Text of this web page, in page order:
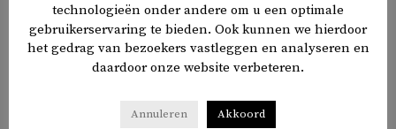
Nederland. ‘Ze worden afgeschilderd als irrationele
gekken, terwijl wij altijd zo goed zijn. Het eurocentrisme
en Nederlandse superioriteitsdenken druipen ervan af. Dit
vreemdelingen- en moslimhaat’, stelt Samuel.
technologieën onder andere om u een optimale
gebruikerservaring te bieden. Ook kunnen we hierdoor
het gedrag van bezoekers vastleggen en analyseren en
daardoor onze website verbeteren.
Annuleren Akkoord